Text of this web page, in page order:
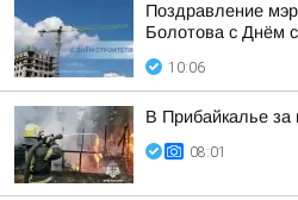
Поздравление
Болотова с Днём
10:06
В Прибайкалье за
08:01